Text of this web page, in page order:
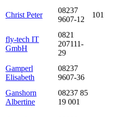
Christ Peter
08237
9607-12
101
fly-tech IT
GmbH
0821
207111-
29
Gamperl
Elisabeth
08237
9607-36
Ganshorn
Albertine
08237 85
19 001